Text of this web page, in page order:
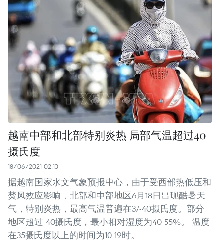
越南中部和北部特别炎热 局部气温超过40
摄氏度
18/06/2021 02:10
据越南国家水文气象预报中心，由于受西部热低压和
焚风效应影响，北部和中部地区6月18日出现酷暑天
气，特别炎热，最高气温普遍在37-40摄氏度。部分
地区超过 40摄氏度，最小相对湿度为40-55%。 温度
在35摄氏度以上的时间为10-19时。